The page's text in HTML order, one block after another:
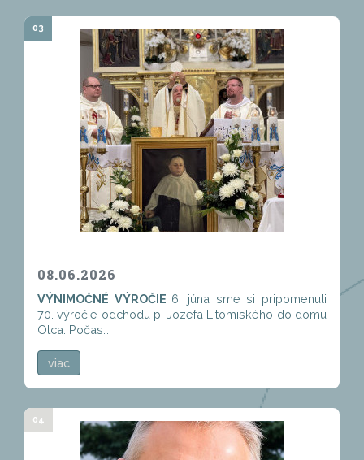
03
08.06.2026
VÝNIMOČNÉ VÝROČIE 6. júna sme si pripomenuli
70. výročie odchodu p. Jozefa Litomiského do domu
Otca. Počas…
viac
04